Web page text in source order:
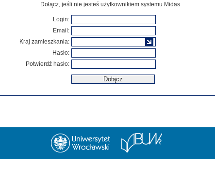
Dołącz, jeśli nie jesteś użytkownikiem systemu Midas
Login:
Email:
Kraj zamieszkania:
Hasło:
Potwierdź hasło: